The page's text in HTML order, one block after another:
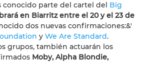
conocido parte del cartel del Big
en Biarritz entre el 20 y el 23 de
dos nuevas confirmaciones:&'
y We Are Standard.
grupos, también actuarán los
Moby, Alpha Blondie,